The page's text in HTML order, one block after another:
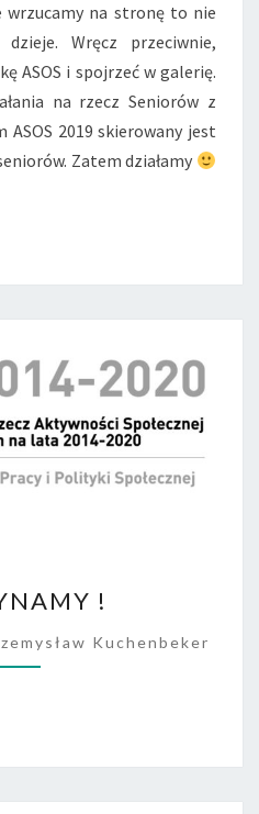
N
I
E
D
I
J
D
N
A
K
.
wrzucamy na stronę to nie
Wręcz przeciwnie,
ASOS i spojrzeć w galerię.
na rzecz Seniorów z
ASOS 2019 skierowany jest
Zatem działamy
A
Z
Y
Y
!
Kuchenbeker